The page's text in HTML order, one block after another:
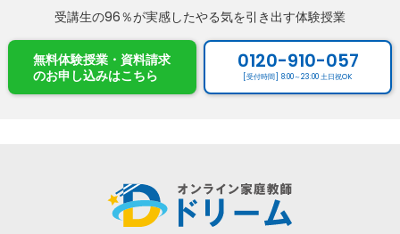
受講生の96％が実感したやる気を引き出す体験授業
無料体験授業・資料請求
のお申し込みはこちら
0120-910-057
[受付時間] 8:00～23:00 土日祝OK